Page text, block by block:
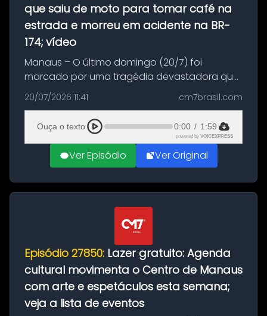
que saiu de moto para tomar café na
estrada e morreu em acidente na BR-
174; vídeo
Manaus – O último domingo (20/7) foi
marcado por uma tragédia devastadora que
resultou na morte precoce de dois jovens na
BR-174, na zona rural de Manaus. Um passeio
com destino a um típico café regio...
20/07/2026 11:41 cm7brasil.com
Ouça o texto 0:00 / 1:59
powered by VOICEXPRESS
Ver Episódio Ver Original
Episódio 27850: Lazer gratuito: Agenda
cultural movimenta o Centro de Manaus
com arte e espetáculos esta semana;
veja a lista de eventos